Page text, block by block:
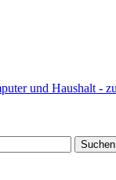
Suchen